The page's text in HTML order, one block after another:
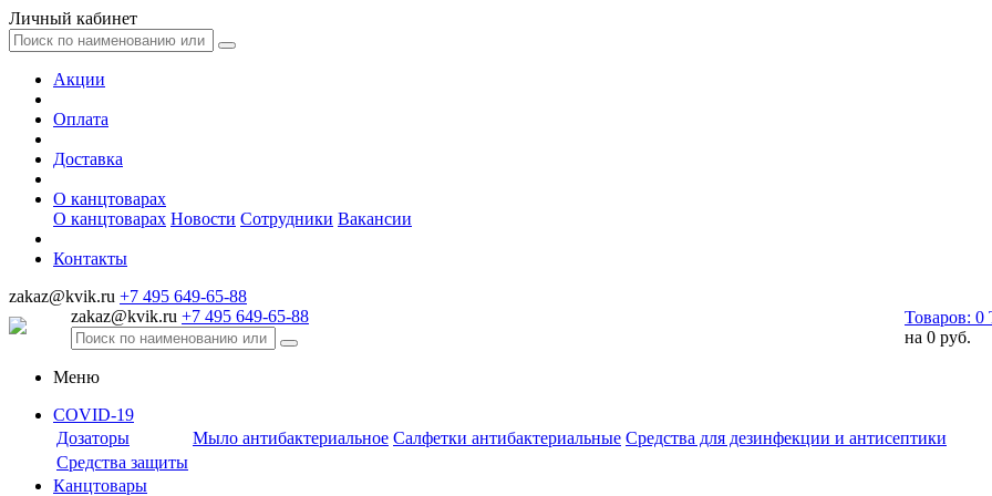
Личный кабинет
Акции
Оплата
Доставка
О канцтоварах
О канцтоварах Новости Сотрудники Вакансии
Контакты
zakaz@kvik.ru +7 495 649-65-88
zakaz@kvik.ru +7 495 649-65-88 Товаров: 0
на 0 руб.
Меню
COVID-19
Дозаторы
Мыло антибактериальное Салфетки антибактериальные Средства для дезинфекции и антисептики
Средства защиты
Канцтовары